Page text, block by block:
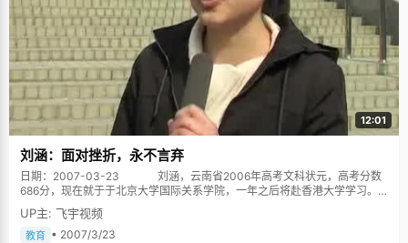
12:01
刘涵：面对挫折，永不言弃
日期：2007-03-23 刘涵，云南省2006年高考文科状元，高考分数
686分，现在就于于北京大学国际关系学院，一年之后将赴香港大学学习。
不同的时期有不同的老师为我领跑 小学的时候，刘涵是第一名，初中的
时候，她还是第一，一位数学老师说，"永远不要把自己当作一个非常优秀的
学生，这样会有很多压力，"于是刘涵把自己当作一个永远追求上进的差生，
UP主: 飞宇视频
教育 • 2007/3/23